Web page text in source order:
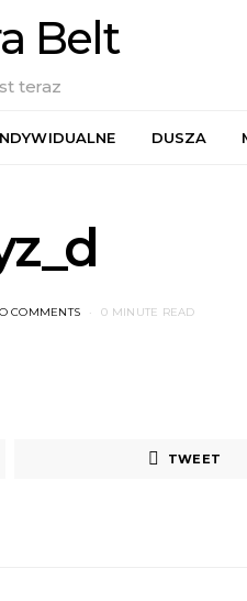
Belt
teraz
DUSZA
COMMENTS 0 MINUTE READ
TWEET